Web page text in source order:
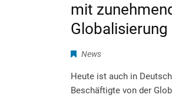
mit
Globalisierung
News
Heute ist auch in
Beschäftigte von der